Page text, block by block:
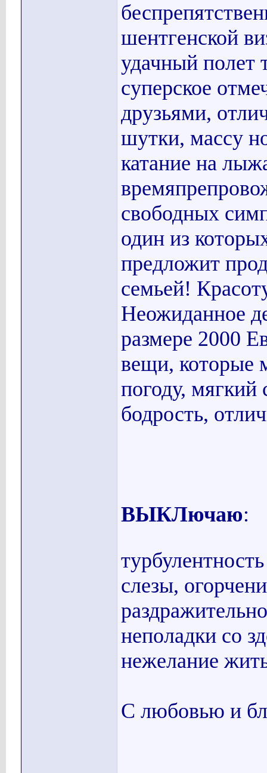
шентгенской
удачный полет
суперское
друзьями,
шутки, массу
катание на
свободных
один из
предложит
семьей!
Неожиданное
размере 2000
вещи, которые
погоду, мягкий
бодрость,
ВЫКЛючаю:
слезы,
неполадки со
нежелание
С любовью и